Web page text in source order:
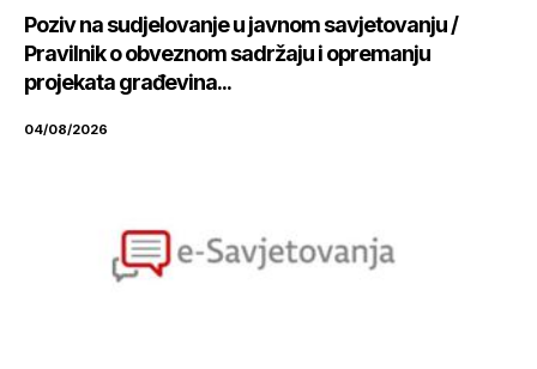
Poziv na sudjelovanje u javnom savjetovanju /
Pravilnik o obveznom sadržaju i opremanju
projekata građevina...
04/08/2026